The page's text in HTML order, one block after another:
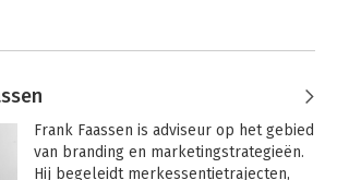
Frank Faassen is adviseur op het gebied
van branding en marketingstrategieën.
Hij begeleidt merkessentietrajecten,